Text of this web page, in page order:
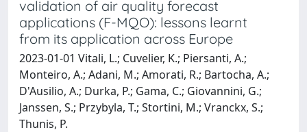
validation of air quality forecast
applications (F-MQO): lessons learnt
from its application across Europe
2023-01-01 Vitali, L.; Cuvelier, K.; Piersanti, A.;
Monteiro, A.; Adani, M.; Amorati, R.; Bartocha, A.;
D'Ausilio, A.; Durka, P.; Gama, C.; Giovannini, G.;
Janssen, S.; Przybyla, T.; Stortini, M.; Vranckx, S.;
Thunis, P.